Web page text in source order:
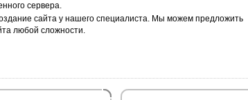
сервера.
сайта у нашего специалиста. Мы можем предложить
любой сложности.